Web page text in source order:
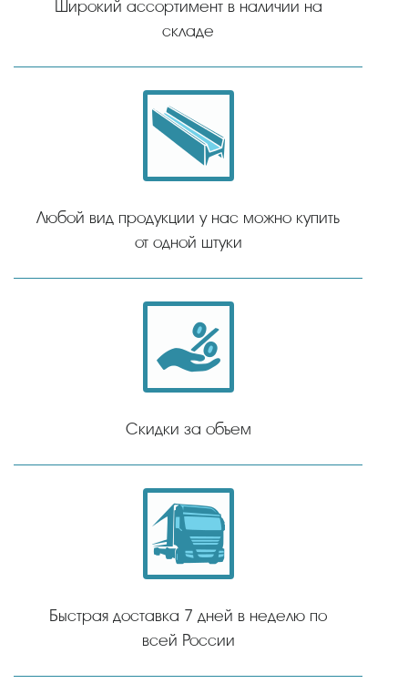
Широкий ассортимент в наличии на
складе
Любой вид продукции у нас можно купить
от одной штуки
Скидки за объем
Быстрая доставка 7 дней в неделю по
всей России